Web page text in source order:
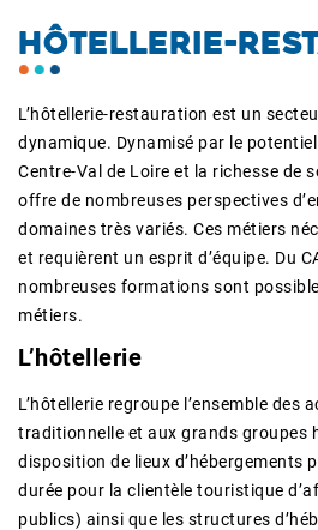
HÔTELLERIE-
L’hôtellerie-restauration est un
dynamique. Dynamisé par le
Centre-Val de Loire et la richesse de
offre de nombreuses perspectives
domaines très variés. Ces métiers
et requièrent un esprit d’équipe. Du
nombreuses formations sont
métiers.
L’hôtellerie
L’hôtellerie regroupe l’ensemble des
traditionnelle et aux grands groupes
disposition de lieux d’hébergements
durée pour la clientèle touristique
publics) ainsi que les structures